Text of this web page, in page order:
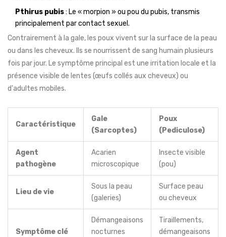
Pthirus pubis: Le « morpion » ou pou du pubis, transmis
principalement par contact sexuel.
Contrairement à la gale, les poux vivent sur la surface de la peau
ou dans les cheveux. Ils se nourrissent de sang humain plusieurs
fois par jour. Le symptôme principal est une irritation locale et la
présence visible de lentes (œufs collés aux cheveux) ou
d'adultes mobiles.
Caractéristique
Gale
(Sarcoptes)
Poux
(Pediculose)
Agent
pathogène
Acarien
microscopique
Insecte visible
(pou)
Lieu de vie
Sous la peau
(galeries)
Surface peau
ou cheveux
Symptôme clé
Démangeaisons
nocturnes
Tiraillements,
démangeaisons